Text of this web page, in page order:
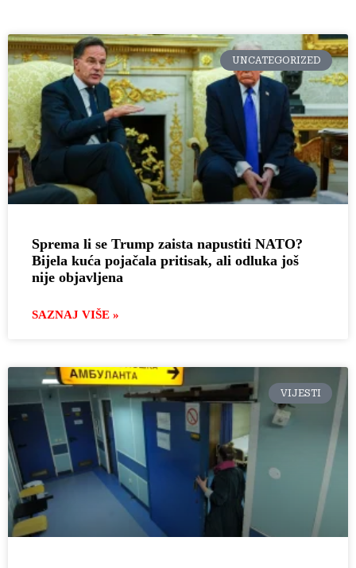
UNCATEGORIZED
Sprema li se Trump zaista napustiti NATO?
Bijela kuća pojačala pritisak, ali odluka još
nije objavljena
SAZNAJ VIŠE »
VIJESTI